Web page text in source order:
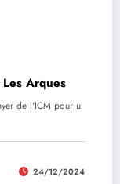
Arques
de l'ICM pour u
24/12/2024